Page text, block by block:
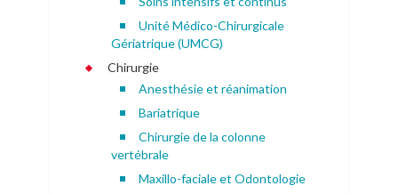
Unité Médico-Chirurgicale
Gériatrique (UMCG)
Chirurgie
Anesthésie et réanimation
Bariatrique
Chirurgie de la colonne
vertébrale
Maxillo-faciale et Odontologie